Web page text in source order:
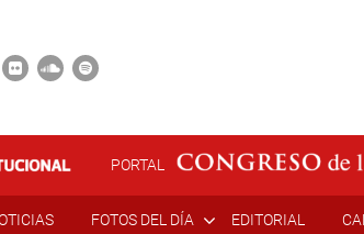
PORTAL
FOTOS DEL DÍA EDITORIAL